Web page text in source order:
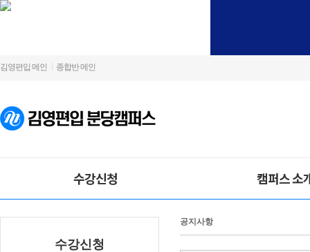
김영편입 메인 종합반 메인
수강신청 캠퍼스 소
수강신청
공지사항